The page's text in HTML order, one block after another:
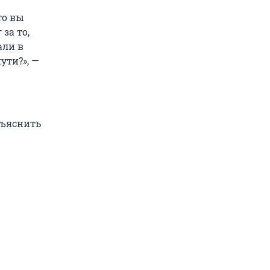
вы
то,
в
—